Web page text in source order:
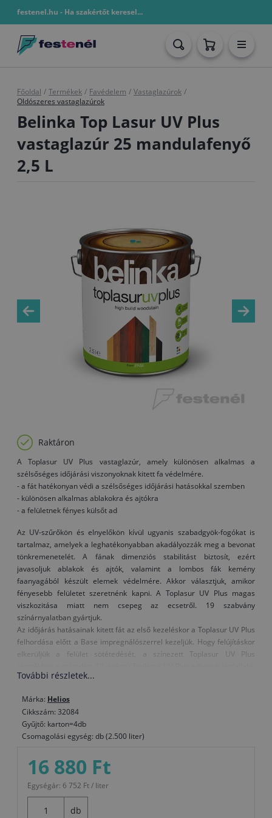
festenel.hu - Ha szakértőt keresel...
Főoldal / Termékek / Favédelem / Vastaglazúrok /
Oldószeres vastaglazúrok
Belinka Top Lasur UV Plus
vastaglazúr 25 mandulafenyő
2,5 L
Raktáron
A Toplasur UV Plus vastaglazúr, amely különösen alkalmas a
szélsőséges időjárási viszonyoknak kitett fa védelmére.
- a fát hatékonyan védi a szélsőséges időjárási hatásokkal szemben
- különösen alkalmas ablakokra és ajtókra
- a felületnek fényes külsőt ad
Az UV-szűrőkön és elnyelőkön kívül ugyanis szabadgyök-fogókat is
tartalmaz, amelyek a leghatékonyabban akadályozzák meg a bevonat
tönkremenetelét. A fának dimenziós stabilitást biztosít, ezért
javasoljuk ablakok és ajtók, valamint a lombos fák kemény
faanyagából készült elemek védelmére. Akkor választjuk, amikor
fényesebb felületet szeretnénk kapni. A Toplasur UV Plus magas
viszkozitása miatt nem csepeg az ecsetről. 19 szabvány
színárnyalatban gyártjuk.
Az időjárás hatásainak kitett fát az első kezeléskor a Toplasur UV Plus
felhordása előtt a Base impregnálószerrel kezeljük. Hogy felújításkor
elkerüljük a felület sötétedését, a színezett Toplasur UV Plus
azonos mennyiségben és az így kapott keveréket visszük fel a
Amikor kerti bútort festünk vagy mechanikai igénybevételnek kitett
faelemeket, az igénybevétel előtt egy héten keresztül hagyjuk
száradni.
alkalmas utolsó bevonatrétegként a sötét színű lazúrokra, vagy a
sötétebb színárnyalatú fafajtákra, mivel a különleges UV-szűrők
és elnyelők tejszerű külsőt adhatnak a felületnek.
További részletek...
Márka: Helios
Cikkszám: 32084
Gyűjtő: karton=4db
Csomagolási egység: db (2.500 liter)
16 880 Ft
Egységár: 6 752 Ft / liter
db